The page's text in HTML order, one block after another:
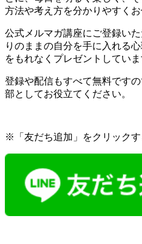
方法や考え方を分かりやすくお
公式メルマガ講座にご登録い
りのままの自分を手に入れる
をもれなくプレゼントしていま
登録や配信もすべて無料です
部としてお役立てください。
※「友だち追加」をクリックす